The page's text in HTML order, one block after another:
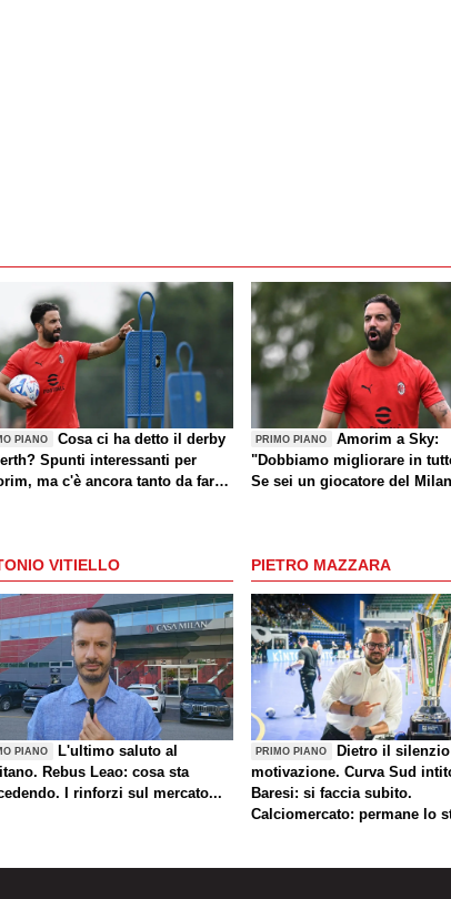
PIANO
Cosa ci ha detto il derby
Spunti interessanti per
ma c'è ancora tanto da fare
PRIMO PIANO
Amorim a Sky:
"Dobbiamo migliorare in
Se sei un giocatore del
VITIELLO
PIANO
L'ultimo saluto al
Rebus Leao: cosa sta
I rinforzi sul mercato...
PIETRO MAZZARA
PRIMO PIANO
Dietro il
motivazione. Curva Sud
Baresi: si faccia subito.
Calciomercato: permane lo